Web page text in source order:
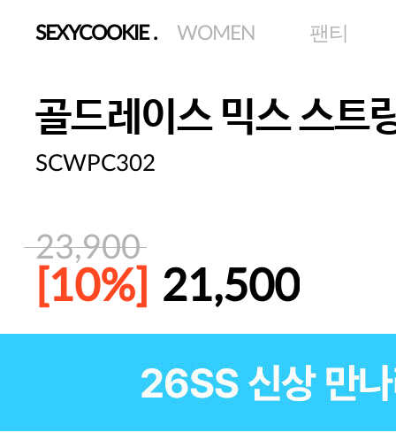
SEXYCOOKIE. WOMEN 팬티
골드레이스 믹스 스트
SCWPC302
23,900
[10%] 21,500